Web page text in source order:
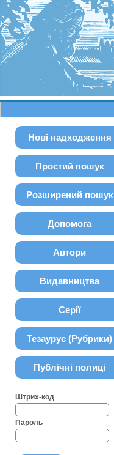
Нові надходження
Простий пошук
Розширений пошук
Допомога
Автори
Видавництва
Серії
Тезаурус (Рубрики)
Публічні полиці
Штрих-код
Пароль